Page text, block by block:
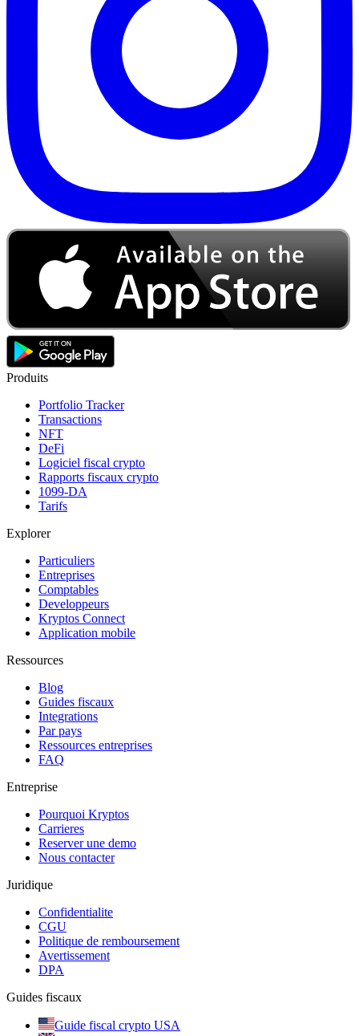
Produits
Portfolio Tracker
Transactions
NFT
DeFi
Logiciel fiscal crypto
Rapports fiscaux crypto
1099-DA
Tarifs
Explorer
Particuliers
Entreprises
Comptables
Developpeurs
Kryptos Connect
Application mobile
Ressources
Blog
Guides fiscaux
Integrations
Par pays
Ressources entreprises
FAQ
Entreprise
Pourquoi Kryptos
Carrieres
Reserver une demo
Nous contacter
Juridique
Confidentialite
CGU
Politique de remboursement
Avertissement
DPA
Guides fiscaux
Guide fiscal crypto USA